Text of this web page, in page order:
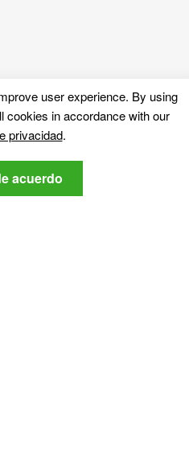
user experience. By using
cookies in accordance with our
privacidad.
acuerdo